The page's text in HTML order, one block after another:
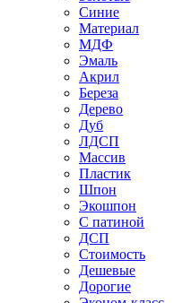
Синие
Материал
МДФ
Эмаль
Акрил
Береза
Дерево
Дуб
ЛДСП
Массив
Пластик
Шпон
Экошпон
С патиной
ДСП
Стоимость
Дешевые
Дорогие